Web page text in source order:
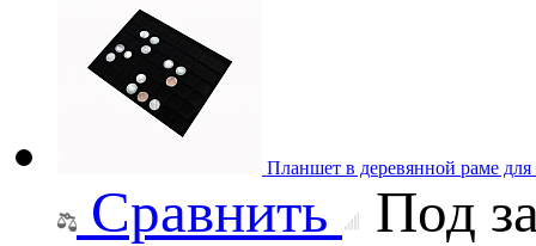
Планшет в деревянной раме
Сравнить Под